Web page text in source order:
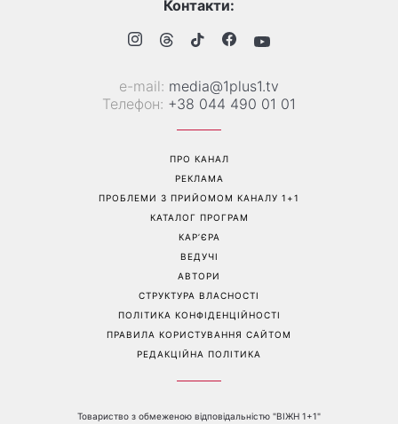
Не відкладайте до вересня:
що обов'язково потрібно
зробити на ділянці у серпні
«Все гірше й гірше»: Надя
Дорофєєва розповіла про
проблеми зі здоров’ям